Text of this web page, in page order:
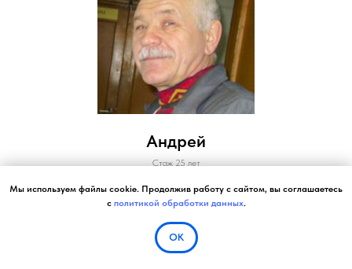
Андрей
Стаж 25 лет
Мастер-наставник с опытом во всех
областях
Мы используем файлы cookie. Продолжив работу с сайтом, вы соглашаетесь
с политикой обработки данных.
ОК